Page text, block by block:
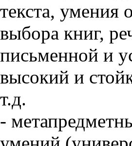
текста, умения
выбора книг,
письменной и
высокий и
т.д.
-